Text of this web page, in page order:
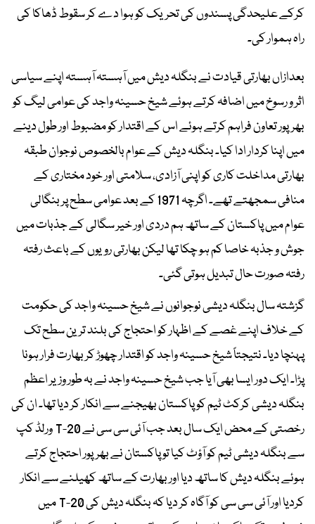
کرکے علیحدگی پسندوں کی تحریک کو ہوا دے کر سقوط ڈھاکا کی
راہ ہموار کی۔
بعدازاں بھارتی قیادت نے بنگلہ دیش میں آہستہ آہستہ اپنے سیاسی
اثر و رسوخ میں اضافہ کرتے ہوئے شیخ حسینہ واجد کی عوامی لیگ کو
بھرپور تعاون فراہم کرتے ہوئے اس کے اقتدار کو مضبوط اور طول دینے
میں اپنا کردار ادا کیا۔ بنگلہ دیش کے عوام بالخصوص نوجوان طبقہ
بھارتی مداخلت کاری کو اپنی آزادی، سلامتی اور خود مختاری کے
منافی سمجھتے تھے۔ اگرچہ 1971 کے بعد عوامی سطح پر بنگالی
عوام میں پاکستان کے ساتھ ہم دردی اور خیر سگالی کے جذبات میں
جوش و جذبہ خاصا کم ہو چکا تھا لیکن بھارتی رویوں کے باعث رفتہ
رفتہ صورت حال تبدیل ہوتی گئی۔
گزشتہ سال بنگلہ دیشی نوجوانوں نے شیخ حسینہ واجد کی حکومت
کے خلاف اپنے غصے کے اظہار کو احتجاج کی بلند ترین سطح تک
پہنچا دیا۔ نتیجتاً شیخ حسینہ واجد کو اقتدار چھوڑ کر بھارت فرار ہونا
پڑا۔ ایک دور ایسا بھی آیا جب شیخ حسینہ واجد نے بہ طور وزیر اعظم
بنگلہ دیشی کرکٹ ٹیم کو پاکستان بھیجنے سے انکار کر دیا تھا۔ ان کی
رخصتی کے محض ایک سال بعد جب آئی سی سی نے T-20 ورلڈ کپ
سے بنگلہ دیشی ٹیم کو آؤٹ کیا تو پاکستان نے بھرپور احتجاج کرتے
ہوئے بنگلہ دیش کا ساتھ دیا اور بھارت کے ساتھ کھیلنے سے انکار
کردیا اور آئی سی سی کو آگاہ کر دیا کہ بنگلہ دیش کی T-20 میں